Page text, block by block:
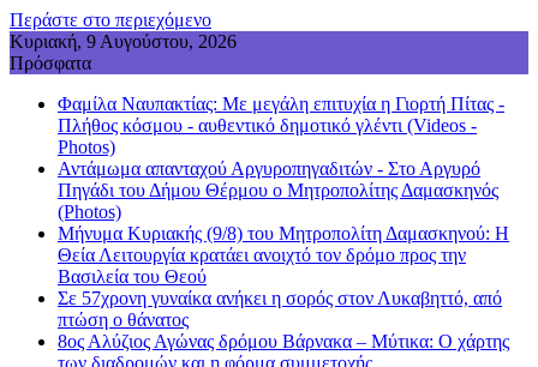
Περάστε στο περιεχόμενο
Κυριακή, 9 Αυγούστου, 2026
Πρόσφατα
Φαμίλα Ναυπακτίας: Με μεγάλη επιτυχία η Γιορτή Πίτας -
Πλήθος κόσμου - αυθεντικό δημοτικό γλέντι (Videos -
Photos)
Αντάμωμα απανταχού Αργυροπηγαδιτών - Στο Αργυρό
Πηγάδι του Δήμου Θέρμου ο Μητροπολίτης Δαμασκηνός
(Photos)
Μήνυμα Κυριακής (9/8) του Μητροπολίτη Δαμασκηνού: Η
Θεία Λειτουργία κρατάει ανοιχτό τον δρόμο προς την
Βασιλεία του Θεού
Σε 57χρονη γυναίκα ανήκει η σορός στον Λυκαβηττό, από
πτώση ο θάνατος
8ος Αλύζιος Αγώνας δρόμου Βάρνακα – Μύτικα: Ο χάρτης
των διαδρομών και η φόρμα συμμετοχής